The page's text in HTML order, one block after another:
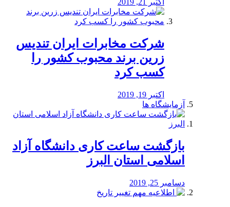
اکتبر 21, 2019
شرکت مخابرات ایران تندیس
زرین برند محبوب کشور را
کسب کرد
اکتبر 19, 2019
آزمایشگاه ها
بازگشت ساعت کاری دانشگاه آزاد
اسلامی استان البرز
دسامبر 25, 2019